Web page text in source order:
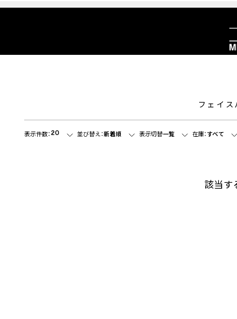
フェイス
表示件数： 20 並び替え：新着順 表示切替一覧 在庫：すべて
該当す